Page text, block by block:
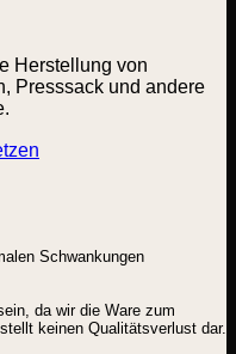
Herstellung von
Presssack und andere
Schwankungen
da wir die Ware zum
keinen Qualitätsverlust dar.